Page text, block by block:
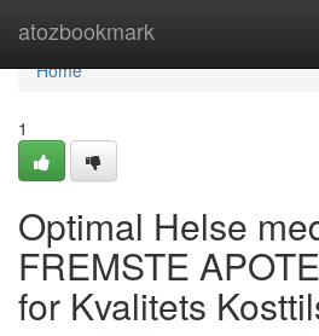
atozbookmark
Home
Home
1
Optimal Helse
FREMSTE
for Kvalitets